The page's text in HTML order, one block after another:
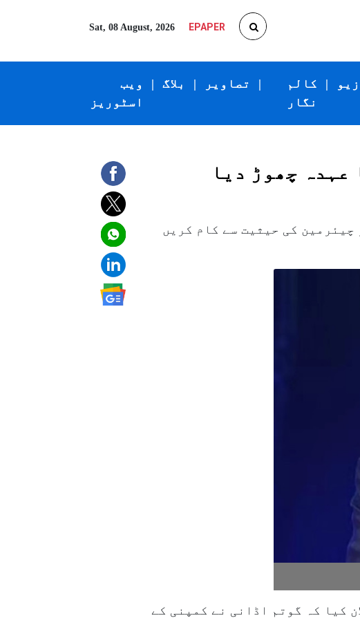
Sat, 08 August, 2026 EPAPER
ویب
اسٹوریز
| بلاگ | تصاویر |
کالم
نگار
|
عہدہ چھوڑ دیا
کی حیثیت سے کام کریں
کیا کہ گوتم اڈانی نے کمپنی کے